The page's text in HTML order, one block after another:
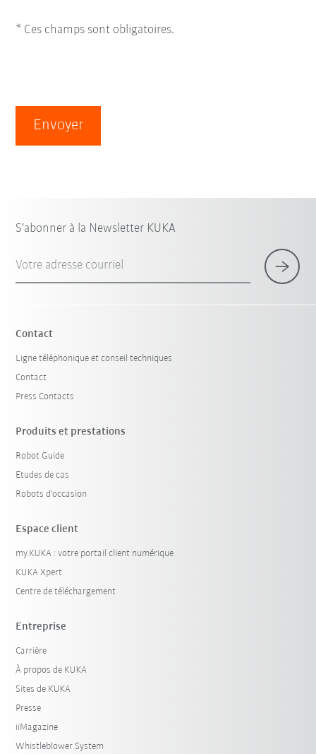
* Ces champs sont obligatoires.
Envoyer
S'abonner à la Newsletter KUKA
Votre adresse courriel
Contact
Ligne téléphonique et conseil techniques
Contact
Press Contacts
Produits et prestations
Robot Guide
Etudes de cas
Robots d'occasion
Espace client
my.KUKA : votre portail client numérique
KUKA Xpert
Centre de téléchargement
Entreprise
Carrière
À propos de KUKA
Sites de KUKA
Presse
iiMagazine
Whistleblower System